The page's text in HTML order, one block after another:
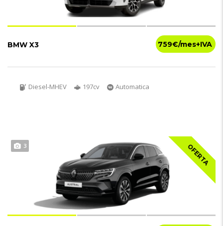
759€
BMW X3
Diesel-MHEV 197cv Automatica
OFERTA
3